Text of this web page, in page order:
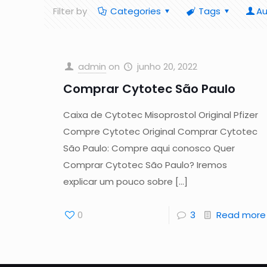
Filter by Categories Tags
admin on junho 20, 2022
Comprar Cytotec São Paulo
Caixa de Cytotec Misoprostol Original Pfizer
Compre Cytotec Original Comprar Cytotec
São Paulo: Compre aqui conosco Quer
Comprar Cytotec São Paulo? Iremos
explicar um pouco sobre […]
0 3 Read more